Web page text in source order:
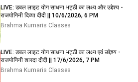
LIVE: डबल लाइट योग साधना भट्ठी का लक्ष्य और उद्देश्य -
राजयोगिनी दिव्या दीदी || 10/6/2026, 6 PM
Brahma Kumaris Classes
LIVE: डबल लाइट योग साधना भट्ठी का लक्ष्य एवं उद्देश्य -
राजयोगिनी शारदा दीदी || 17/6/2026, 7 PM
Brahma Kumaris Classes